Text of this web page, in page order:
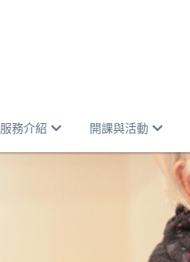
服務介紹 開課與活動